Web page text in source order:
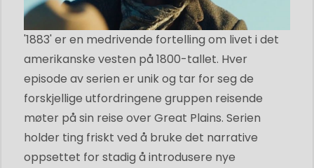
'1883' er en medrivende fortelling om livet i det
amerikanske vesten på 1800-tallet. Hver
episode av serien er unik og tar for seg de
forskjellige utfordringene gruppen reisende
møter på sin reise over Great Plains. Serien
holder ting friskt ved å bruke det narrative
oppsettet for stadig å introdusere nye